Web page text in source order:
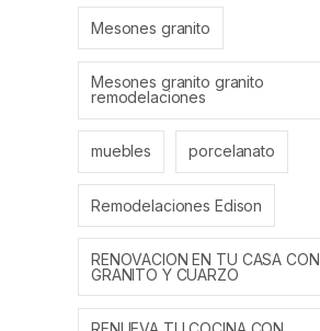
Mesones granito
Mesones granito granito
remodelaciones
muebles porcelanato
Remodelaciones Edison
RENOVACION EN TU CASA CON
GRANITO Y CUARZO